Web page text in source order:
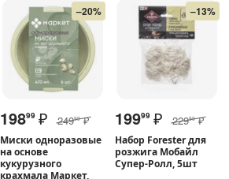
–20%
19899 ₽ 24999 ₽
Миски одноразовые
на основе
кукурузного
крахмала Маркет,
–13%
19999 ₽ 22999 ₽
Набор Forester для
розжига Мобайл
Супер-Ролл, 5шт